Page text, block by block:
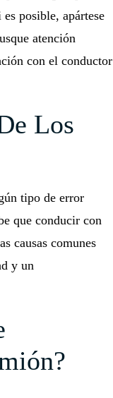
posible, apártese
atención
con el conductor
Los
tipo de error
que conducir con
causas comunes
y un